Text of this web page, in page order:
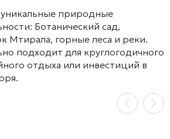
уникальные природные
Ботанический сад,
Мтирала, горные леса и реки.
подходит для круглогодичного
отдыха или инвестиций в